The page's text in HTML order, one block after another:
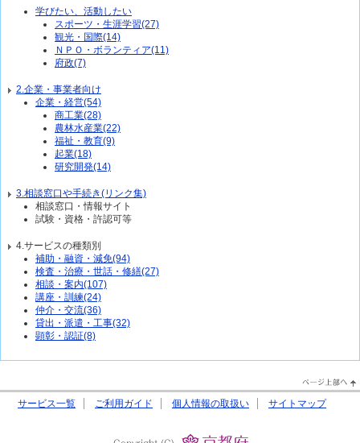
学びたい、活動したい
スポーツ・生涯学習(27)
観光・国際(14)
ＮＰＯ・ボランティア(11)
府政(7)
2.企業・事業者向け
企業・経営(54)
商工業(28)
農林水産業(22)
福祉・教育(9)
起業(18)
研究開発(14)
3.相談窓口や手続き(リンク集)
相談窓口・情報サイト
試験・資格・許認可等
4.サービスの種類別
補助・融資・減免(94)
検査・治療・世話・修繕(27)
相談・案内(107)
講座・訓練(24)
仲介・交流(36)
貸出・派遣・工事(32)
顕彰・認証(8)
PageTop↑
サービス一覧 ご利用ガイド 個人情報の取扱い サイトマップ